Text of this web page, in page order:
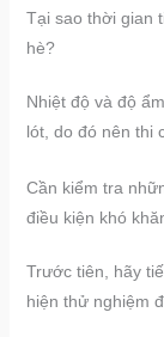
Tại sao thời gian
hè?
Nhiệt độ và độ
lót, do đó nên thi
Cần kiểm tra
điều kiện khó
Trước tiên, hãy
hiện thử nghiệm